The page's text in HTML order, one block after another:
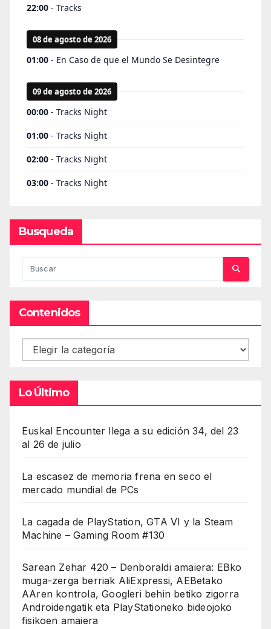
Busqueda
Contenidos
Contenidos
Lo Último
Euskal Encounter llega a su edición 34, del 23
al 26 de julio
La escasez de memoria frena en seco el
mercado mundial de PCs
La cagada de PlayStation, GTA VI y la Steam
Machine – Gaming Room #130
Sarean Zehar 420 – Denboraldi amaiera: EBko
muga-zerga berriak AliExpressi, AEBetako
AAren kontrola, Googleri behin betiko zigorra
Androidengatik eta PlayStationeko bideojoko
fisikoen amaiera